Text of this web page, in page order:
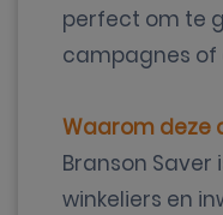
perfect om te
campagnes of
Waarom deze
Branson Saver
winkeliers en